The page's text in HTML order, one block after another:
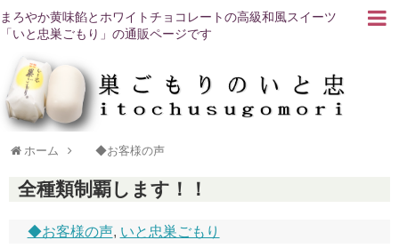
まろやか黄味餡とホワイトチョコレートの高級和風スイーツ
「いと忠巣ごもり」の通販ページです
ホーム ◆お客様の声
全種類制覇します！！
◆お客様の声, いと忠巣ごもり